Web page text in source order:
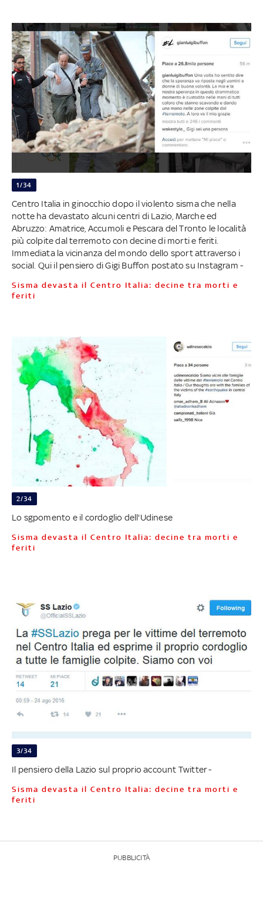
1/34
Centro Italia in ginocchio dopo il violento sisma che nella
notte ha devastato alcuni centri di Lazio, Marche ed
Abruzzo: Amatrice, Accumoli e Pescara del Tronto le località
più colpite dal terremoto con decine di morti e feriti.
Immediata la vicinanza del mondo dello sport attraverso i
social. Qui il pensiero di Gigi Buffon postato su Instagram -
Sisma devasta il Centro Italia: decine tra morti e
feriti
2/34
Lo sgpomento e il cordoglio dell'Udinese
Sisma devasta il Centro Italia: decine tra morti e
feriti
3/34
Il pensiero della Lazio sul proprio account Twitter -
Sisma devasta il Centro Italia: decine tra morti e
feriti
PUBBLICITÀ